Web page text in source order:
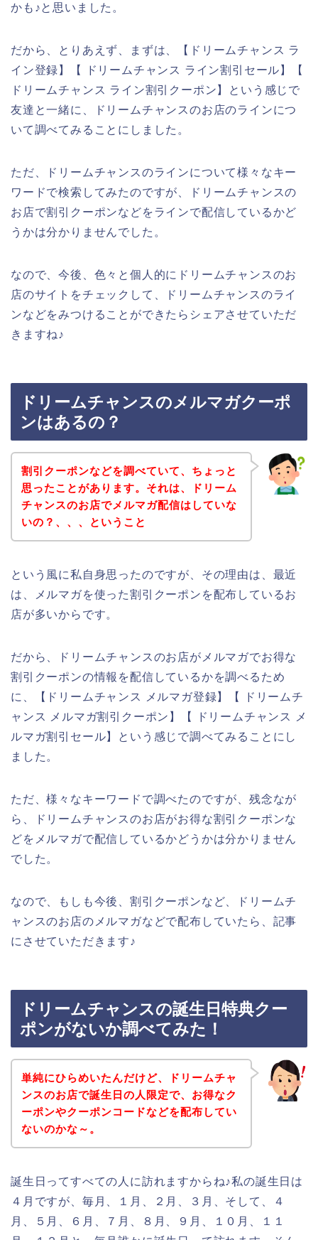
かも♪と思いました。
だから、とりあえず、まずは、【ドリームチャンス ラ
イン登録】【 ドリームチャンス ライン割引セール】【
ドリームチャンス ライン割引クーポン】という感じで
友達と一緒に、ドリームチャンスのお店のラインにつ
いて調べてみることにしました。
ただ、ドリームチャンスのラインについて様々なキー
ワードで検索してみたのですが、ドリームチャンスの
お店で割引クーポンなどをラインで配信しているかど
うかは分かりませんでした。
なので、今後、色々と個人的にドリームチャンスのお
店のサイトをチェックして、ドリームチャンスのライ
ンなどをみつけることができたらシェアさせていただ
きますね♪
ドリームチャンスのメルマガクーポ
ンはあるの？
割引クーポンなどを調べていて、ちょっと
思ったことがあります。それは、ドリーム
チャンスのお店でメルマガ配信はしていな
いの？、、、ということ
という風に私自身思ったのですが、その理由は、最近
は、メルマガを使った割引クーポンを配布しているお
店が多いからです。
だから、ドリームチャンスのお店がメルマガでお得な
割引クーポンの情報を配信しているかを調べるため
に、【ドリームチャンス メルマガ登録】【 ドリームチ
ャンス メルマガ割引クーポン】【 ドリームチャンス メ
ルマガ割引セール】という感じで調べてみることにし
ました。
ただ、様々なキーワードで調べたのですが、残念なが
ら、ドリームチャンスのお店がお得な割引クーポンな
どをメルマガで配信しているかどうかは分かりません
でした。
なので、もしも今後、割引クーポンなど、ドリームチ
ャンスのお店のメルマガなどで配布していたら、記事
にさせていただきます♪
ドリームチャンスの誕生日特典クー
ポンがないか調べてみた！
単純にひらめいたんだけど、ドリームチャ
ンスのお店で誕生日の人限定で、お得なク
ーポンやクーポンコードなどを配布してい
ないのかな～。
誕生日ってすべての人に訪れますからね♪私の誕生日は
４月ですが、毎月、１月、２月、３月、そして、４
月、５月、６月、７月、８月、９月、１０月、１１